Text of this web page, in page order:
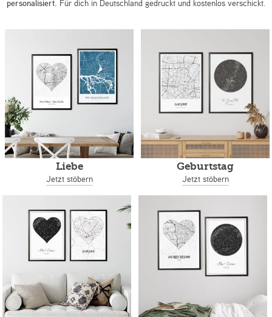
personalisiert. Für dich in Deutschland gedruckt und kostenlos verschickt.
Liebe
Jetzt stöbern
Geburtstag
Jetzt stöbern